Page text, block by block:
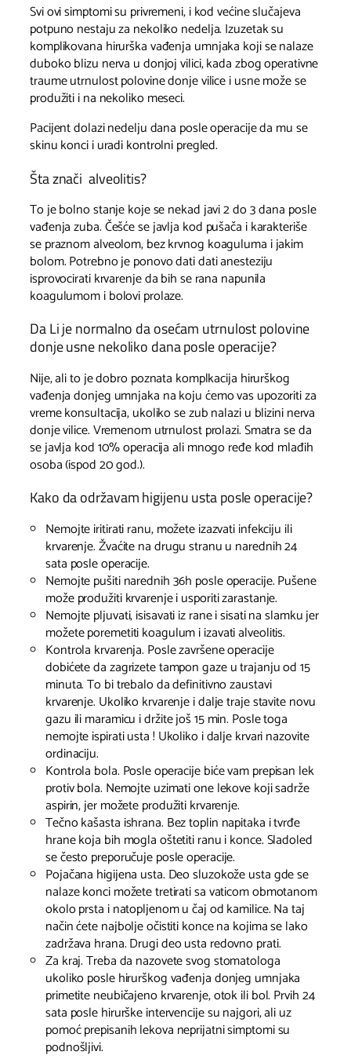
Svi ovi simptomi su privremeni, i kod većine slučajeva
potpuno nestaju za nekoliko nedelja. Izuzetak su
komplikovana hirurška vađenja umnjaka koji se nalaze
duboko blizu nerva u donjoj vilici, kada zbog operativne
traume utrnulost polovine donje vilice i usne može se
produžiti i na nekoliko meseci.
Pacijent dolazi nedelju dana posle operacije da mu se
skinu konci i uradi kontrolni pregled.
Šta znači alveolitis?
To je bolno stanje koje se nekad javi 2 do 3 dana posle
vađenja zuba. Češće se javlja kod pušača i karakteriše
se praznom alveolom, bez krvnog koaguluma i jakim
bolom. Potrebno je ponovo dati dati anesteziju
isprovocirati krvarenje da bih se rana napunila
koagulumom i bolovi prolaze.
Da Li je normalno da osećam utrnulost polovine
donje usne nekoliko dana posle operacije?
Nije, ali to je dobro poznata komplkacija hirurškog
vađenja donjeg umnjaka na koju ćemo vas upozoriti za
vreme konsultacija, ukoliko se zub nalazi u blizini nerva
donje vilice. Vremenom utrnulost prolazi. Smatra se da
se javlja kod 10% operacija ali mnogo ređe kod mlađih
osoba (ispod 20 god.).
Kako da održavam higijenu usta posle operacije?
Nemojte iritirati ranu, možete izazvati infekciju ili
krvarenje. Žvaćite na drugu stranu u narednih 24
sata posle operacije.
Nemojte pušiti narednih 36h posle operacije. Pušene
može produžiti krvarenje i usporiti zarastanje.
Nemojte pljuvati, isisavati iz rane i sisati na slamku jer
možete poremetiti koagulum i izavati alveolitis.
Kontrola krvarenja. Posle završene operacije
dobićete da zagrizete tampon gaze u trajanju od 15
minuta. To bi trebalo da definitivno zaustavi
krvarenje. Ukoliko krvarenje i dalje traje stavite novu
gazu ili maramicu i držite još 15 min. Posle toga
nemojte ispirati usta ! Ukoliko i dalje krvari nazovite
ordinaciju.
Kontrola bola. Posle operacije biće vam prepisan lek
protiv bola. Nemojte uzimati one lekove koji sadrže
aspirin, jer možete produžiti krvarenje.
Tečno kašasta ishrana. Bez toplin napitaka i tvrđe
hrane koja bih mogla oštetiti ranu i konce. Sladoled
se često preporučuje posle operacije.
Pojačana higijena usta. Deo sluzokože usta gde se
nalaze konci možete tretirati sa vaticom obmotanom
okolo prsta i natopljenom u čaj od kamilice. Na taj
način ćete najbolje očistiti konce na kojima se lako
zadržava hrana. Drugi deo usta redovno prati.
Za kraj. Treba da nazovete svog stomatologa
ukoliko posle hirurškog vađenja donjeg umnjaka
primetite neubičajeno krvarenje, otok ili bol. Prvih 24
sata posle hirurške intervencije su najgori, ali uz
pomoć prepisanih lekova neprijatni simptomi su
podnošljivi.